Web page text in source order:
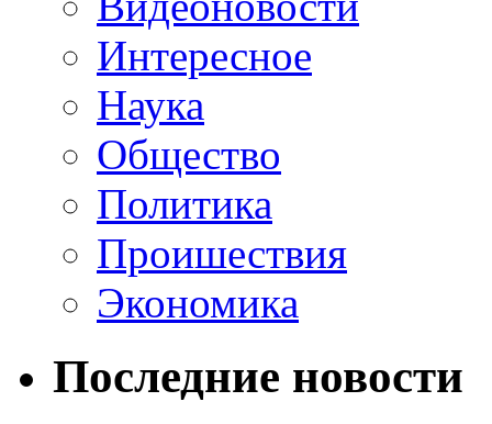
Интересное
Наука
Общество
Политика
Проишествия
Экономика
Последние новости